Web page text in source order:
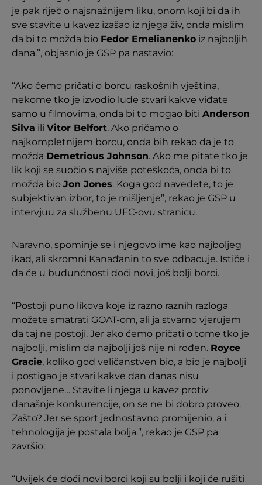
je pak riječ o najsnažnijem liku, onom koji bi da ih
sve stavite u kavez izašao iz njega živ, onda mislim
da bi to možda bio Fedor Emelianenko iz najboljih
dana.”, objasnio je GSP pa nastavio:
“Ako ćemo pričati o borcu raskošnih vještina,
nekome tko je izvodio lude stvari kakve viđate
samo u filmovima, onda bi to mogao biti Anderson
Silva ili Vitor Belfort. Ako pričamo o
najkompletnijem borcu, onda bih rekao da je to
možda Demetrious Johnson. Ako me pitate tko je
lik koji se suočio s najviše poteškoća, onda bi to
možda bio Jon Jones. Koga god navedete, to je
subjektivan izbor, to je mišljenje”, rekao je GSP u
intervjuu za službenu UFC-ovu stranicu.
Naravno, spominje se i njegovo ime kao najboljeg
ikad, ali skromni Kanađanin to sve odbacuje. Ističe i
da će u budunćnosti doći novi, još bolji borci.
“Postoji puno likova koje iz razno raznih razloga
možete smatrati GOAT-om, ali ja stvarno vjerujem
da taj ne postoji. Jer ako ćemo pričati o tome tko je
najbolji, mislim da najbolji još nije ni rođen. Royce
Gracie, koliko god veličanstven bio, a bio je najbolji
i postigao je stvari kakve dan danas nisu
ponovljene… Stavite li njega u kavez protiv
današnje konkurencije, on se ne bi dobro proveo.
Zašto? Jer se sport jednostavno promijenio, a i
tehnologija je postala bolja.”, rekao je GSP pa
završio:
“Uvijek će doći novi borci koji su bolji i koji će rušiti